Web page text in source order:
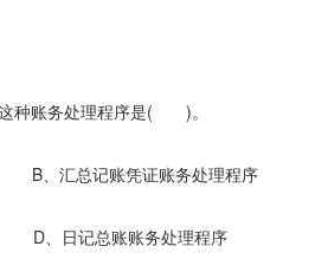
种账务处理程序是( )。
汇总记账凭证账务处理程序
日记总账账务处理程序